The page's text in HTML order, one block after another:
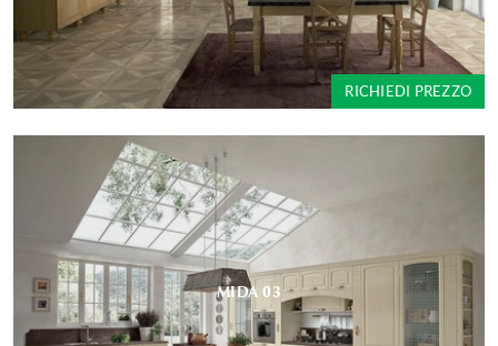
RICHIEDI PREZZO
MIDA 03